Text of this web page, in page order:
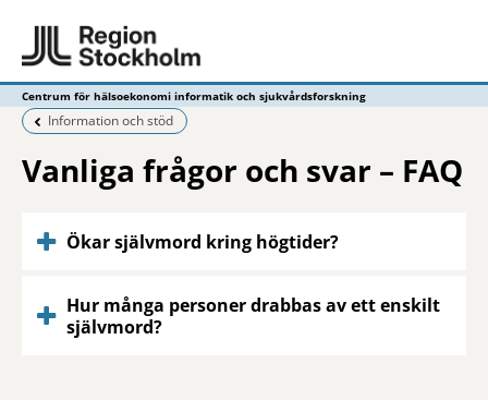
Centrum för hälsoekonomi informatik och sjukvårdsforskning
Föregående sida:
Information och stöd
Vanliga frågor och svar – FAQ
Ökar självmord kring högtider?
Hur många personer drabbas av ett enskilt
självmord?